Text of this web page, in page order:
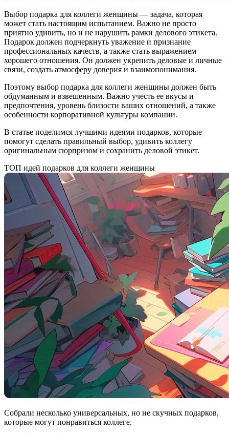
Выбор подарка для коллеги женщины — задача, которая
может стать настоящим испытанием. Важно не просто
приятно удивить, но и не нарушить рамки делового этикета.
Подарок должен подчеркнуть уважение и признание
профессиональных качеств, а также стать выражением
хорошего отношения. Он должен укрепить деловые и личные
связи, создать атмосферу доверия и взаимопонимания.
Поэтому выбор подарка для коллеги женщины должен быть
обдуманным и взвешенным. Важно учесть ее вкусы и
предпочтения, уровень близости ваших отношений, а также
особенности корпоративной культуры компании.
В статье поделимся лучшими идеями подарков, которые
помогут сделать правильный выбор, удивить коллегу
оригинальным сюрпризом и сохранить деловой этикет.
ТОП идей подарков для коллеги женщины
Собрали несколько универсальных, но не скучных подарков,
которые могут понравиться коллеге.